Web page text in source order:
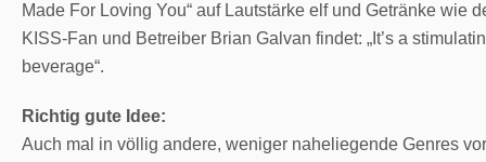
Made For Loving You“ auf Lautstärke elf und Getränke wie
KISS-Fan und Betreiber Brian Galvan findet: „It’s a
beverage“.
Richtig gute Idee:
Auch mal in völlig andere, weniger naheliegende Genres